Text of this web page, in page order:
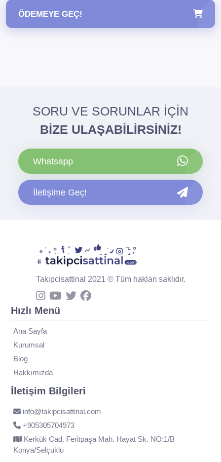
ÖDEMEYE GEÇ!
SORU VE SORUNLAR İÇİN
BİZE ULAŞABİLİRSİNİZ!
Whatsapp
İletişime Geç!
Takipcisattinal 2021 © Tüm hakları saklıdır.
Hızlı Menü
Ana Sayfa
Kurumsal
Blog
Hakkımızda
İletişim Bilgileri
info@takipcisattinal.com
+905305704973
Kerkük Cad. Feritpaşa Mah. Hayat Sk. NO:1/B
Konya/Selçuklu